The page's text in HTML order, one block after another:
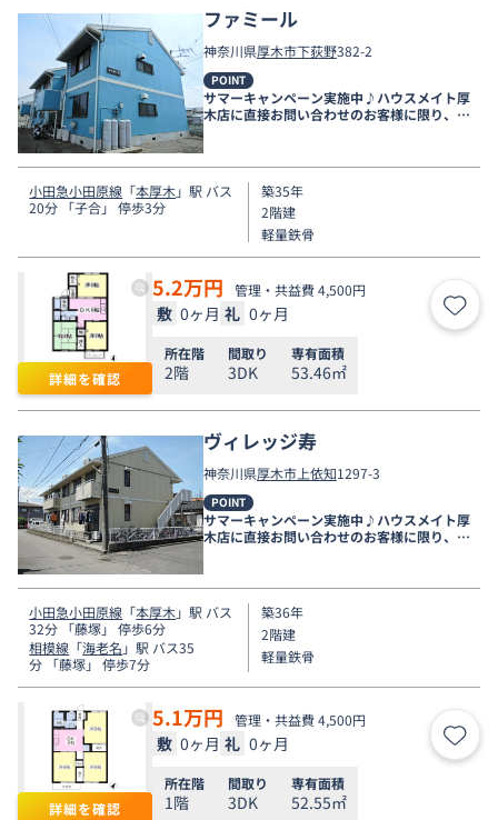
ファミール
神奈川県厚木市下荻野382-2
POINT
サマーキャンペーン実施中♪ハウスメイト厚
木店に直接お問い合わせのお客様に限り、９
月末まで家賃無料♪
小田急小田原線 「本厚木」駅 バス
20分 「子合」 停歩3分
築35年
2階建
軽量鉄骨
詳細を確認
5.2万円 管理・共益費 4,500円
敷 0ヶ月 礼 0ヶ月 お気
所在階
2階
間取り
3DK
専有面積
53.46㎡
ヴィレッジ寿
神奈川県厚木市上依知1297-3
POINT
サマーキャンペーン実施中♪ハウスメイト厚
木店に直接お問い合わせのお客様に限り、９
小田急小田原線 「本厚木」駅 バス
32分 「藤塚」 停歩6分
相模線 「海老名 」駅 バス35
分 「藤塚」 停歩7分
築36年
2階建
軽量鉄骨
詳細を確認
5.1万円 管理・共益費 4,500円
敷 0ヶ月 礼 0ヶ月 お気
所在階
1階
間取り
3DK
専有面積
52.55㎡